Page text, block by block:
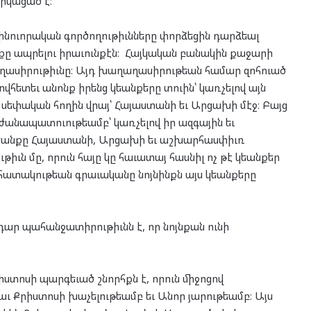
գործողութիւնները փորձեցին դարձեալ
ապրելու իրաւունքէն։ Հայկական բանակին քաջարի
Այդ խաղաղասիրութեան համար զոհուած
անոնք իրենց կեանքերը տուին՝ կառչելով այն
հողին վրայ՝ Հայաստանի եւ Արցախի մէջ։ Բայց
կառչելով իր ազգային եւ
Հայաստանի, Արցախի եւ աշխարհասփիւռ
մը, որուն հայը կը հաւատայ հասնիլ ոչ թէ կեանքեր
գրաւականը նոյնինքն այս կեանքերը
պահանջատիրութիւնն է, որ նոյնքան ունի
պարգեւած շնորհքն է, որուն միջոցով
Քրիստոսի խաչելութեամբ եւ Անոր յարութեամբ։ Այս